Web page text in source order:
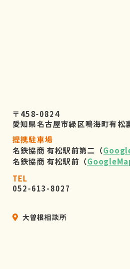
〒458-0824
愛知県名古屋市緑区鳴海町有松
提携駐車場
名鉄協商 有松駅前第二（
名鉄協商 有松駅前（
TEL
052-613-8027
大曽根相談所